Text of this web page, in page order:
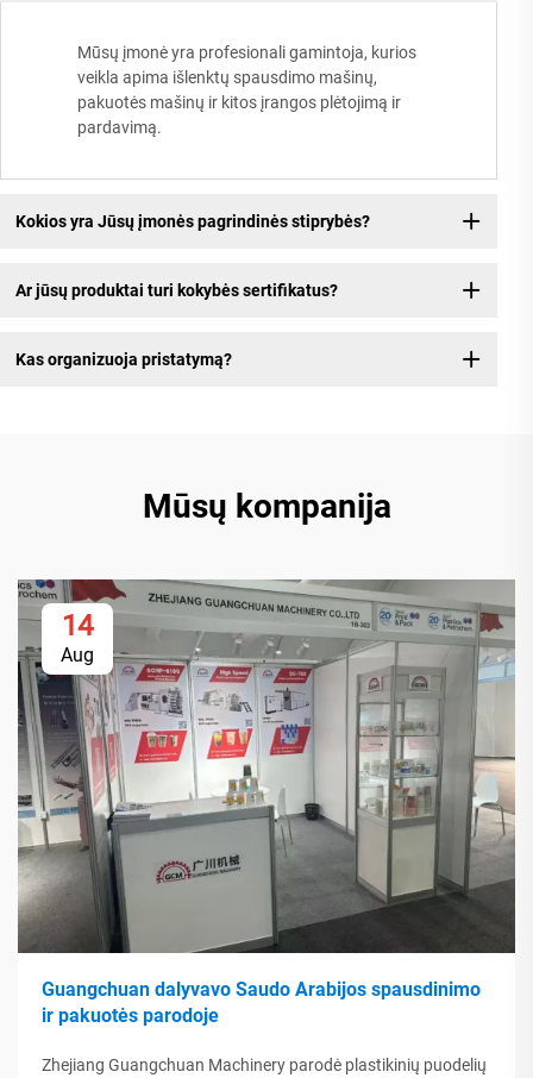
Mūsų įmonė yra profesionali gamintoja, kurios
veikla apima išlenktų spausdimo mašinų,
pakuotės mašinų ir kitos įrangos plėtojimą ir
pardavimą.
Kokios yra Jūsų įmonės pagrindinės stiprybės?
Ar jūsų produktai turi kokybės sertifikatus?
Kas organizuoja pristatymą?
Mūsų kompanija
14
Aug
Guangchuan dalyvavo Saudo Arabijos spausdinimo
ir pakuotės parodoje
Zhejiang Guangchuan Machinery parodė plastikinių puodelių